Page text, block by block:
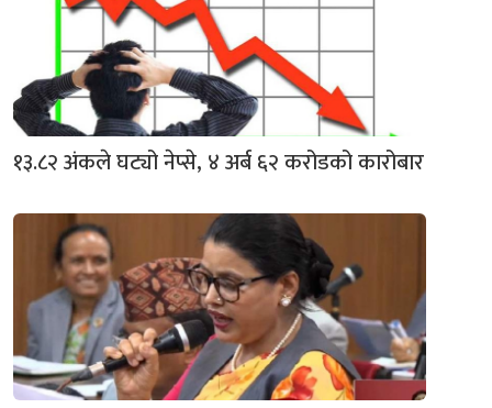
१३.८२ अंकले घट्यो नेप्से, ४ अर्ब ६२ करोडको कारोबार